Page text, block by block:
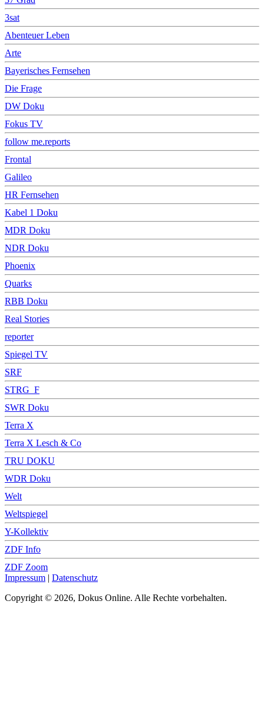
3sat
Abenteuer Leben
Arte
Bayerisches Fernsehen
Die Frage
DW Doku
Fokus TV
follow me.reports
Frontal
Galileo
HR Fernsehen
Kabel 1 Doku
MDR Doku
NDR Doku
Phoenix
Quarks
RBB Doku
Real Stories
reporter
Spiegel TV
SRF
STRG_F
SWR Doku
Terra X
Terra X Lesch & Co
TRU DOKU
WDR Doku
Welt
Weltspiegel
Y-Kollektiv
ZDF Info
ZDF Zoom
Impressum | Datenschutz
Copyright © 2026, Dokus Online. Alle Rechte vorbehalten.